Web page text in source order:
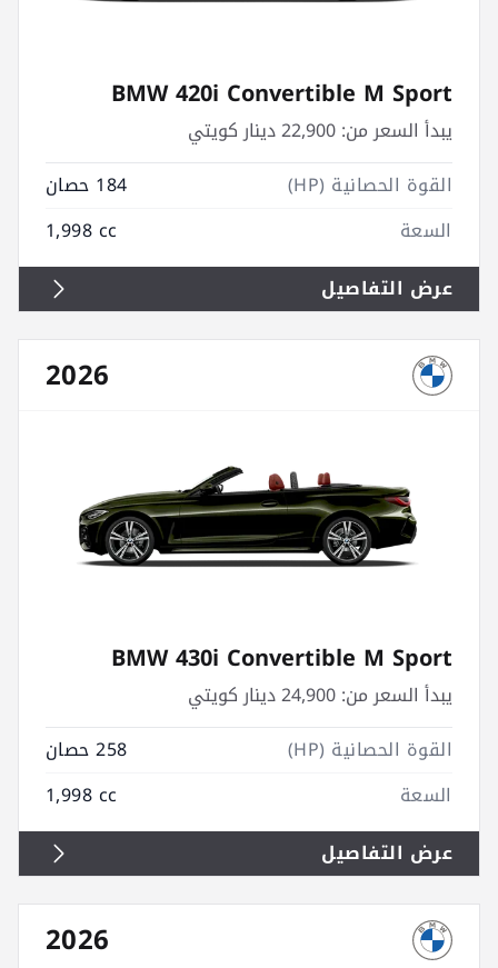
BMW 420i Convertible M Sport
يبدأ السعر من:
القوة الحصانية (HP)
184 حصان
السعة
1,998 cc
عرض التفاصيل
2026
BMW 430i Convertible M Sport
يبدأ السعر من:
القوة الحصانية (HP)
258 حصان
السعة
1,998 cc
عرض التفاصيل
2026